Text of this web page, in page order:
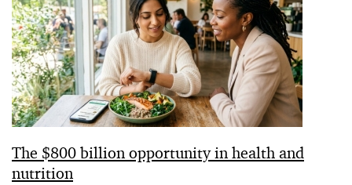
The $800 billion opportunity in health and
nutrition